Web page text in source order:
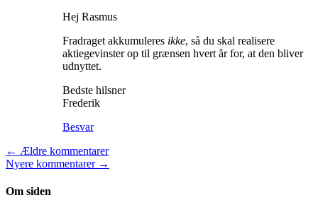
Hej Rasmus
Fradraget akkumuleres ikke, så du skal realisere
aktiegevinster op til grænsen hvert år for, at den bliver
udnyttet.
Bedste hilsner
Frederik
Besvar
← Ældre kommentarer
Nyere kommentarer →
Om siden